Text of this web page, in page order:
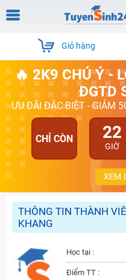
Giỏ hàng
🔥 2K9 CHÚ Ý -
ĐGTD
ƯU ĐÃI ĐẶC BIỆT - GIẢM
CHỈ CÒN 22
GIỜ
XEM
THÔNG TIN THÀNH
KHANG
Học tại :
Điểm TT :